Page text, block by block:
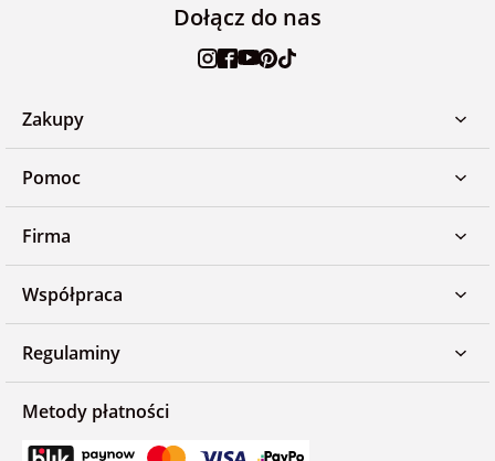
Dołącz do nas
Zakupy
Pomoc
Firma
Współpraca
Regulaminy
Metody płatności